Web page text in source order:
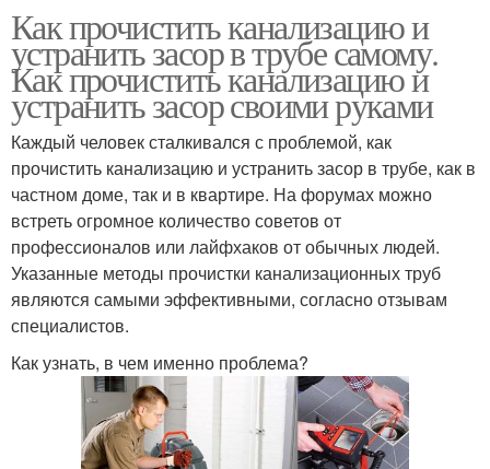
Как прочистить канализацию и
устранить засор в трубе самому.
Как прочистить канализацию и
устранить засор своими руками
Каждый человек сталкивался с проблемой, как
прочистить канализацию и устранить засор в трубе, как в
частном доме, так и в квартире. На форумах можно
встреть огромное количество советов от
профессионалов или лайфхаков от обычных людей.
Указанные методы прочистки канализационных труб
являются самыми эффективными, согласно отзывам
специалистов.
Как узнать, в чем именно проблема?